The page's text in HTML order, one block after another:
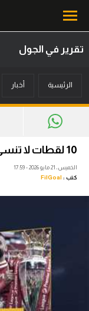
أخبار
ميركاتو
فيديوهات
عدسات
آراء حرة
ركن الألعاب
تقرير في الجول
الرئيسية أخبار
10 لقطات لا تنسى في مسيرة صلاح مع ليفربول
الخميس، 21 مايو 2026 - 17:59
كتب : FilGoal